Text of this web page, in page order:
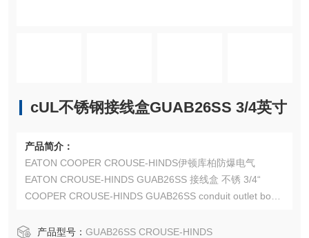
cUL不锈钢接线盒GUAB26SS 3/4英寸
产品简介：
EATON COOPER CROUSE-HINDS伊顿库柏防爆电气
EATON CROUSE-HINDS GUAB26SS 接线盒 不锈 3/4“
COOPER CROUSE-HINDS GUAB26SS conduit outlet box
EATON CROUSE-HINDS总代理-Kunshan Beiyuan Electric
产品型号： GUAB26SS CROUSE-HINDS